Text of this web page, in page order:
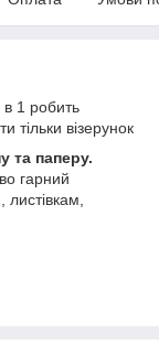
в 1 робить
тільки візерунок
та паперу.
гарний